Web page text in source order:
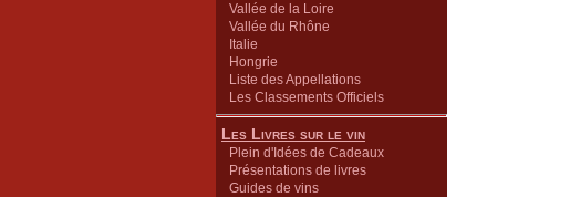
Vallée de la Loire
Vallée du Rhône
Italie
Hongrie
Liste des Appellations
Les Classements Officiels
Les Livres sur le vin
Plein d'Idées de Cadeaux
Présentations de livres
Guides de vins